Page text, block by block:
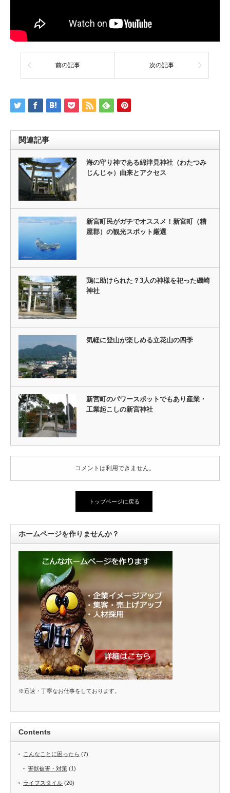
前の記事 次の記事
関連記事
海の守り神である綿津見神社（わたつみ
じんじゃ）由来とアクセス
新宮町民がガチでオススメ！新宮町（糟
屋郡）の観光スポット厳選
鶏に助けられた？3人の神様を祀った磯崎
神社
気軽に登山が楽しめる立花山の四季
新宮町のパワースポットでもあり産業・
工業起こしの新宮神社
コメントは利用できません。
トップページに戻る
ホームページを作りませんか？
※迅速・丁寧なお仕事をしております。
Contents
こんなことに困ったら (7)
害獣被害・対策 (1)
ライフスタイル (20)